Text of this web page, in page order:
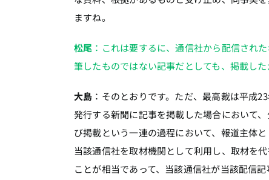
ますね。
松尾 ：これは要するに、通信社から配信され
筆したものではない記事だとしても、掲載し
大島 ：そのとおりです。ただ、最高裁は平成
発行する新聞に記事を掲載した場合において
び掲載という一連の過程において、報道主体
当該通信社を取材機関として利用し、取材を
ことが相当であって、当該通信社が当該配信